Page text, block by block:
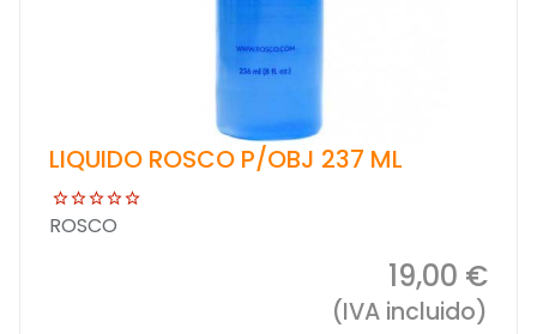
LIQUIDO ROSCO P/OBJ 237 ML
ROSCO
19,00 €
(IVA incluido)